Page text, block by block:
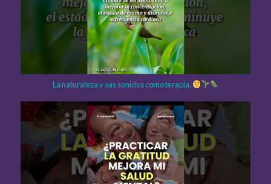
La naturaleza y sus sonidos como terapia.